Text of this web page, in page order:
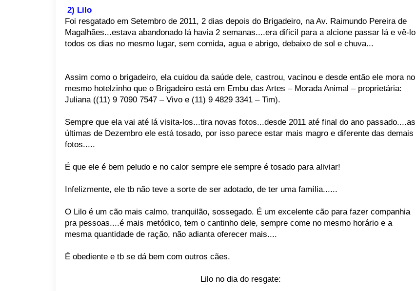
2) Lilo
Foi resgatado em Setembro de 2011, 2 dias depois do Brigadeiro, na Av. Raimundo Pereira de
Magalhães...estava abandonado lá havia 2 semanas....era dificil para a alcione passar lá e vê-lo
todos os dias no mesmo lugar, sem comida, agua e abrigo, debaixo de sol e chuva...
Assim como o brigadeiro, ela cuidou da saúde dele, castrou, vacinou e desde então ele mora no
mesmo hotelzinho que o Brigadeiro está em Embu das Artes – Morada Animal – proprietária:
Juliana ((11) 9 7090 7547 – Vivo e (11) 9 4829 3341 – Tim).
Sempre que ela vai até lá visita-los...tira novas fotos...desde 2011 até final do ano passado....as
últimas de Dezembro ele está tosado, por isso parece estar mais magro e diferente das demais
fotos.....
É que ele é bem peludo e no calor sempre ele sempre é tosado para aliviar!
Infelizmente, ele tb não teve a sorte de ser adotado, de ter uma família......
O Lilo é um cão mais calmo, tranquilão, sossegado. É um excelente cão para fazer companhia
pra pessoas....é mais metódico, tem o cantinho dele, sempre come no mesmo horário e a
mesma quantidade de ração, não adianta oferecer mais....
É obediente e tb se dá bem com outros cães.
Lilo no dia do resgate: